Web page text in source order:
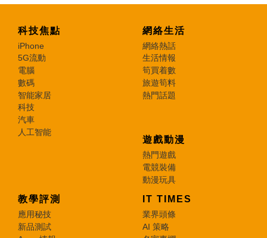
科技焦點
iPhone
5G流動
電腦
數碼
智能家居
科技
汽車
人工智能
網絡生活
網絡熱話
生活情報
筍買着數
旅遊筍料
熱門話題
遊戲動漫
熱門遊戲
電競裝備
動漫玩具
教學評測
應用秘技
新品測試
IT TIMES
業界頭條
AI 策略